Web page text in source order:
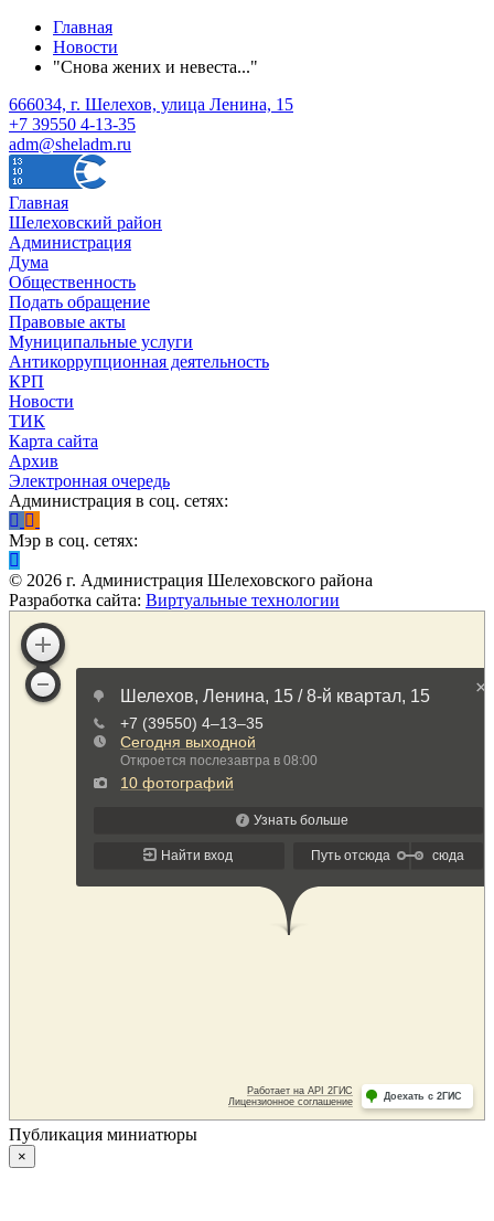
Главная
Новости
"Снова жених и невеста..."
666034, г. Шелехов, улица Ленина, 15
+7 39550 4-13-35
adm@sheladm.ru
Главная
Шелеховский район
Администрация
Дума
Общественность
Подать обращение
Правовые акты
Муниципальные услуги
Антикоррупционная деятельность
КРП
Новости
ТИК
Карта сайта
Архив
Электронная очередь
Администрация в соц. сетях:
Мэр в соц. сетях:
© 2026 г. Администрация Шелеховского района
Разработка сайта: Виртуальные технологии
Публикация миниатюры
×